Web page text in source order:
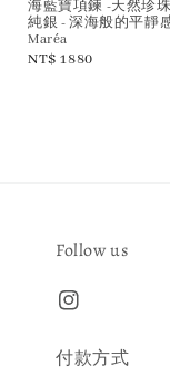
海藍寶項鍊 -天然珍
純銀 - 深海般的平靜
Maréa
Regular
NT$ 1880
Follow us
付款方式